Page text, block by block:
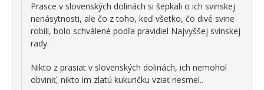
Prasce v slovenských dolinách si šepkali o ich svinskej
nenásytnosti, ale čo z toho, keď všetko, čo divé svine
robili, bolo schválené podľa pravidiel Najvyššej svinskej
rady.
Nikto z prasiat v slovenských dolinách, ich nemohol
obviniť, nikto im zlatú kukuričku vziať nesmel..